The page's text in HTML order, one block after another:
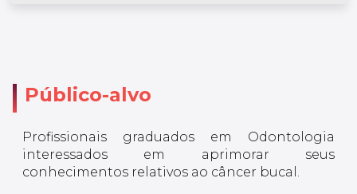
Público-alvo
Profissionais graduados em Odontologia
interessados em aprimorar seus
conhecimentos relativos ao câncer bucal.